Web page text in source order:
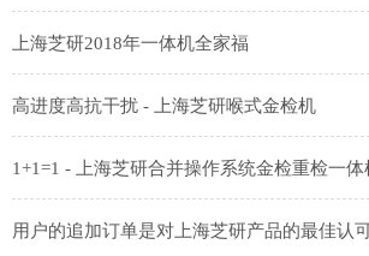
上海芝研2018年一体机全家福
高进度高抗干扰 - 上海芝研喉式金检机
1+1=1 - 上海芝研合并操作系统金检重检一体
用户的追加订单是对上海芝研产品的最佳认